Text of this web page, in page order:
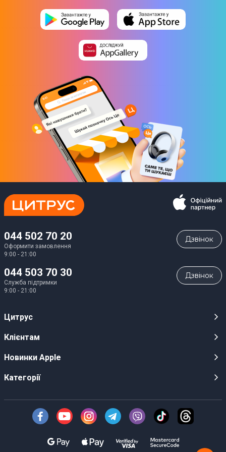
044 502 70 20
Оформити замовлення
9:00 - 21:00
Дзвiнок
044 503 70 30
Служба підтримки
9:00 - 21:00
Дзвiнок
Цитрус
Кар’єра
Оптовим клієнтам
Про Компанію
Безготівковий розрахунок
Клієнтам
Публічні оферти
Інструкції та прошивки
Доставка
Новинки Apple
iPhone 17
iPhone Air
Категорії
Техніка Apple
Смартфони
Техніка для кухні